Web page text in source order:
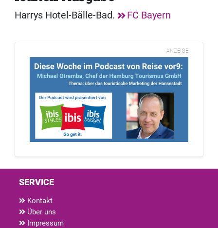
Harrys Hotel-Bälle-Bad. FC Bayern
ANZEIGE
SERVICE
Kontakt
Über uns
Impressum